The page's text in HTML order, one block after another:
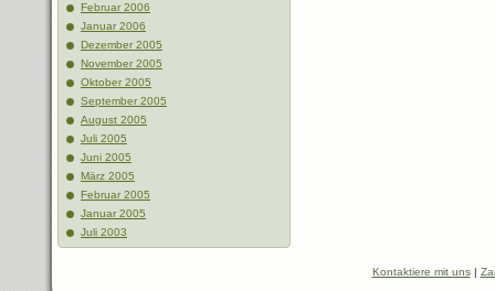
Februar 2006
Januar 2006
Dezember 2005
November 2005
Oktober 2005
September 2005
August 2005
Juli 2005
Juni 2005
März 2005
Februar 2005
Januar 2005
Juli 2003
Kontaktiere mit uns|